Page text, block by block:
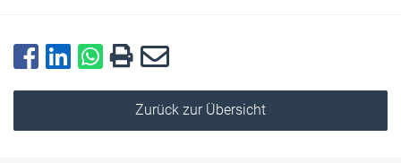
Zurück zur Übersicht